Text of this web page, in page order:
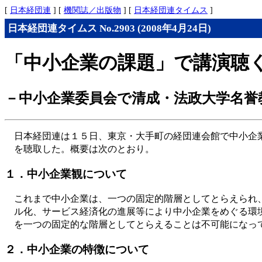
[ 日本経団連 ] [ 機関誌／出版物 ] [ 日本経団連タイムス ]
日本経団連タイムス No.2903 (2008年4月24日)
「中小企業の課題」で講演聴
－中小企業委員会で清成・法政大学名
日本経団連は１５日、東京・大手町の経団連会館で中小
を聴取した。概要は次のとおり。
１．中小企業観について
これまで中小企業は、一つの固定的階層としてとらえら
ル化、サービス経済化の進展等により中小企業をめぐる
を一つの固定的な階層としてとらえることは不可能にな
２．中小企業の特徴について